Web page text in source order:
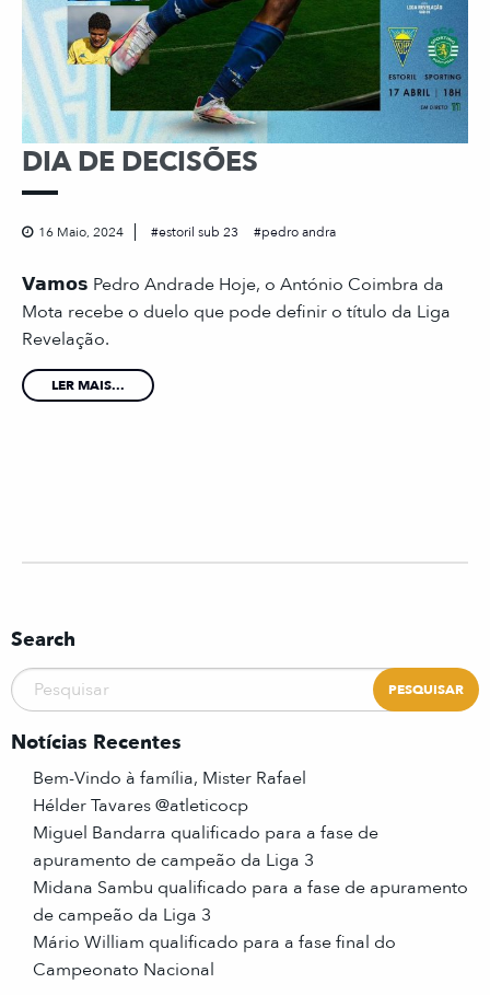
DIA DE DECISÕES
16 Maio, 2024 estoril sub 23 pedro andra
𝗩𝗮𝗺𝗼𝘀 Pedro Andrade Hoje, o António Coimbra da
Mota recebe o duelo que pode definir o título da Liga
Revelação.
LER MAIS...
Search
Notícias Recentes
Bem-Vindo à família, Mister Rafael
Hélder Tavares @atleticocp
Miguel Bandarra qualificado para a fase de
apuramento de campeão da Liga 3
Midana Sambu qualificado para a fase de apuramento
de campeão da Liga 3
Mário William qualificado para a fase final do
Campeonato Nacional